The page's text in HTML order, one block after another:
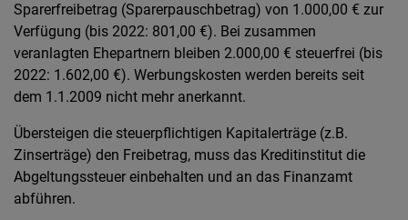
Sparerfreibetrag (Sparerpauschbetrag) von 1.000,00 € zur
Verfügung (bis 2022: 801,00 €). Bei zusammen
veranlagten Ehepartnern bleiben 2.000,00 € steuerfrei (bis
2022: 1.602,00 €). Werbungskosten werden bereits seit
dem 1.1.2009 nicht mehr anerkannt.
Übersteigen die steuerpflichtigen Kapitalerträge (z.B.
Zinserträge) den Freibetrag, muss das Kreditinstitut die
Abgeltungssteuer einbehalten und an das Finanzamt
abführen.